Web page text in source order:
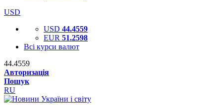
USD
USD 44.4559
EUR 51.2598
Всі курси валют
44.4559
Авторизація
Пошук
RU